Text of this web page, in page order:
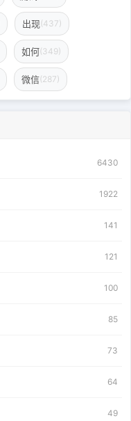
出现(437)
如何(349)
微信(287)
6430
1922
141
121
100
85
73
64
49